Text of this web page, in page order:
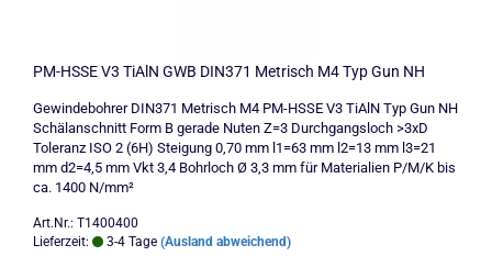
PM-HSSE V3 TiAlN GWB DIN371 Metrisch M4 Typ Gun NH
Gewindebohrer DIN371 Metrisch M4 PM-HSSE V3 TiAlN Typ Gun NH
Schälanschnitt Form B gerade Nuten Z=3 Durchgangsloch >3xD
Toleranz ISO 2 (6H) Steigung 0,70 mm l1=63 mm l2=13 mm l3=21
mm d2=4,5 mm Vkt 3,4 Bohrloch Ø 3,3 mm für Materialien P/M/K bis
ca. 1400 N/mm²
Art.Nr.: T1400400
Lieferzeit:
3-4 Tage (Ausland abweichend)